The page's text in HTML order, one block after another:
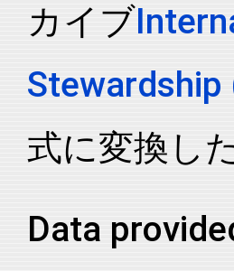
2005029S11072 2005
2005029S11072 2005
2005029S11072 2005
2005029S11072 2005
2005029S11072
カイブ
Stewardship
式に変換し
Data